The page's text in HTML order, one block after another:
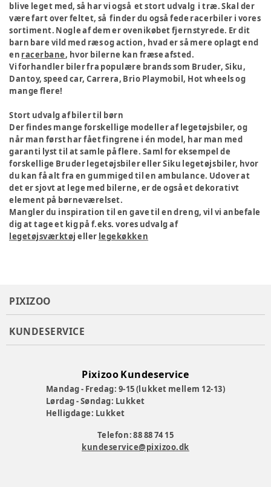
blive leget med, så har vi også et stort udvalg i træ. Skal der
være fart over feltet, så finder du også fede racerbiler i vores
sortiment. Nogle af dem er ovenikøbet fjernstyrede. Er dit
barn bare vild med ræs og action, hvad er så mere oplagt end
en racerbane, hvor bilerne kan fræse afsted.
Vi forhandler biler fra populære brands som Bruder, Siku,
Dantoy, speed car, Carrera, Brio Playmobil, Hot wheels og
mange flere!
Stort udvalg af biler til børn
Der findes mange forskellige modeller af legetøjsbiler, og
når man først har fået fingrene i én model, har man med
garanti lyst til at samle på flere. Saml for eksempel de
forskellige Bruder legetøjsbiler eller Siku legetøjsbiler, hvor
du kan få alt fra en gummiged til en ambulance. Udover at
det er sjovt at lege med bilerne, er de også et dekorativt
element på børneværelset.
Mangler du inspiration til en gave til en dreng, vil vi anbefale
dig at tage et kig på f.eks. vores udvalg af
legetøjsværktøj eller legekøkken
PIXIZOO
KUNDESERVICE
Pixizoo Kundeservice
Mandag - Fredag: 9-15 (lukket mellem 12-13)
Lørdag - Søndag: Lukket
Helligdage: Lukket
Telefon: 88 88 74 15
kundeservice@pixizoo.dk